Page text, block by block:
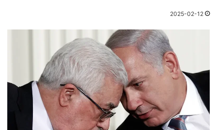
2025-02-12